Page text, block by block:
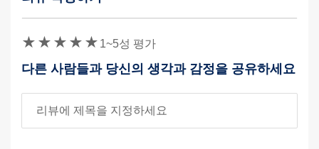
1~5성 평가
다른 사람들과 당신의 생각과 감정을 공유하세요